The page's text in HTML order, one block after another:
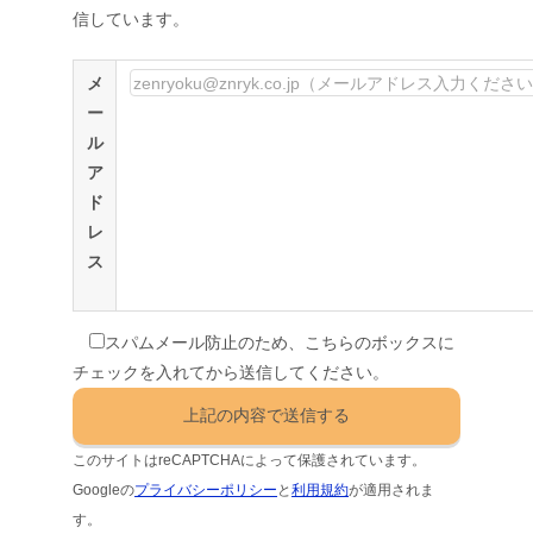
信しています。
メ
ー
ル
ア
ド
レ
ス
スパムメール防止のため、こちらのボックスに
チェックを入れてから送信してください。
このサイトはreCAPTCHAによって保護されています。
Googleのプライバシーポリシー と利用規約が適用されま
す。